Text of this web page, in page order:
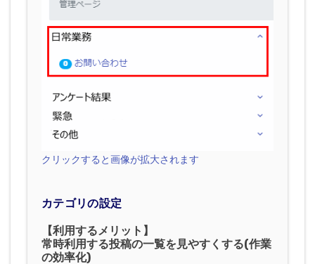
クリックすると画像が拡大されます
カテゴリの設定
【利用するメリット】
常時利用する投稿の一覧を見やすくする(作業
の効率化)